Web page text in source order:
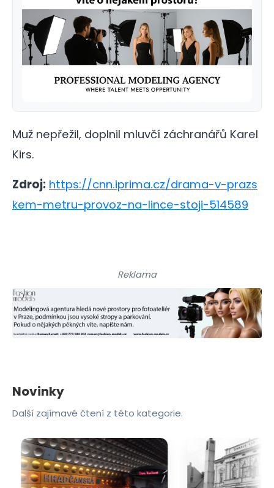
Muž nepřežil, doplnil mluvčí záchranářů Karel
Kirs.
Zdroj: https://cnn.iprima.cz/drama-v-prazs
kem-metru-provoz-na-lince-stoji-514589
Reklama
Novinky
Další zajímavé čtení z této kategorie.